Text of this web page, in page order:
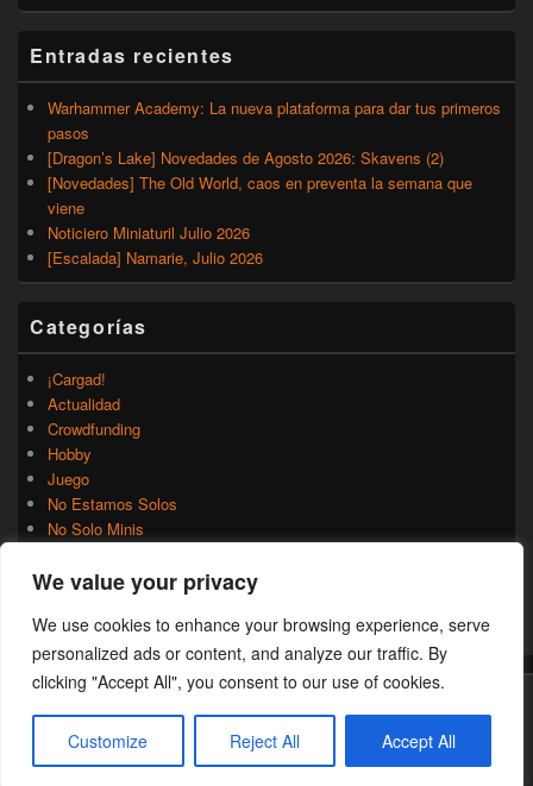
We value your privacy
We use cookies to enhance your browsing experience, serve
personalized ads or content, and analyze our traffic. By
clicking "Accept All", you consent to our use of cookies.
Customize Reject All Accept All
Entradas recientes
Warhammer Academy: La nueva plataforma para dar tus primeros
pasos
[Dragon’s Lake] Novedades de Agosto 2026: Skavens (2)
[Novedades] The Old World, caos en preventa la semana que
viene
Noticiero Miniaturil Julio 2026
[Escalada] Namarie, Julio 2026
Categorías
¡Cargad!
Actualidad
Crowdfunding
Hobby
Juego
No Estamos Solos
No Solo Minis
Rumores
Uncategorized
Copyright © 2026 ¡Cargad!
. Todos los Derechos Reservados.